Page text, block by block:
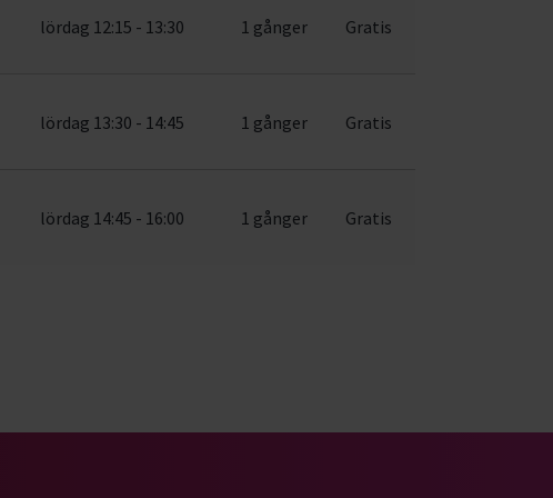
lördag 12:15 - 13:30 1 gånger Gratis
lördag 13:30 - 14:45 1 gånger Gratis
lördag 14:45 - 16:00 1 gånger Gratis